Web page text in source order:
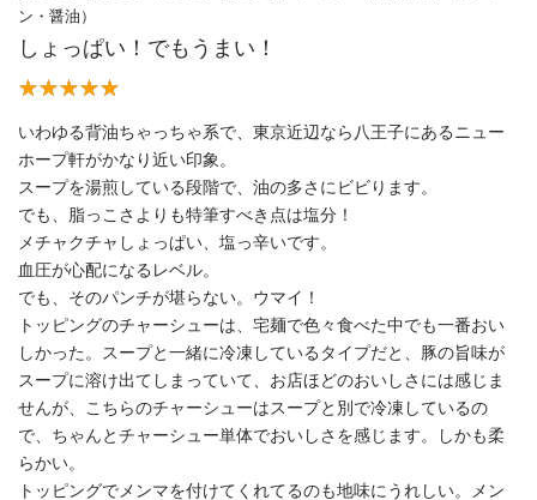
ン・醤油）
しょっぱい！でもうまい！
いわゆる背油ちゃっちゃ系で、東京近辺なら八王子にあるニュー
ホープ軒がかなり近い印象。
スープを湯煎している段階で、油の多さにビビります。
でも、脂っこさよりも特筆すべき点は塩分！
メチャクチャしょっぱい、塩っ辛いです。
血圧が心配になるレベル。
でも、そのパンチが堪らない。ウマイ！
トッピングのチャーシューは、宅麺で色々食べた中でも一番おい
しかった。スープと一緒に冷凍しているタイプだと、豚の旨味が
スープに溶け出てしまっていて、お店ほどのおいしさには感じま
せんが、こちらのチャーシューはスープと別で冷凍しているの
で、ちゃんとチャーシュー単体でおいしさを感じます。しかも柔
らかい。
トッピングでメンマを付けてくれてるのも地味にうれしい。メン